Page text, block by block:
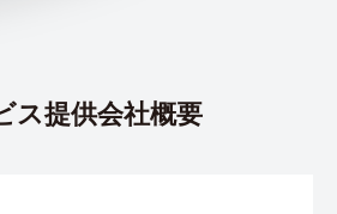
ス提供会社概要